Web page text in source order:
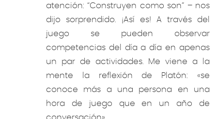
atención: “Construyen como son” – nos
dijo sorprendido. ¡Así es! A través del
juego se pueden observar
competencias del día a día en apenas
un par de actividades. Me viene a la
mente la reflexión de Platón: «se
conoce más a una persona en una
hora de juego que en un año de
conversación»